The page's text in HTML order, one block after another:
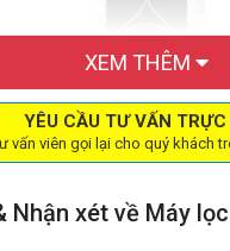
XEM THÊM
YÊU CẦU TƯ VẤN TRỰC
vấn viên gọi lại cho quý khách
Nhận xét về Máy